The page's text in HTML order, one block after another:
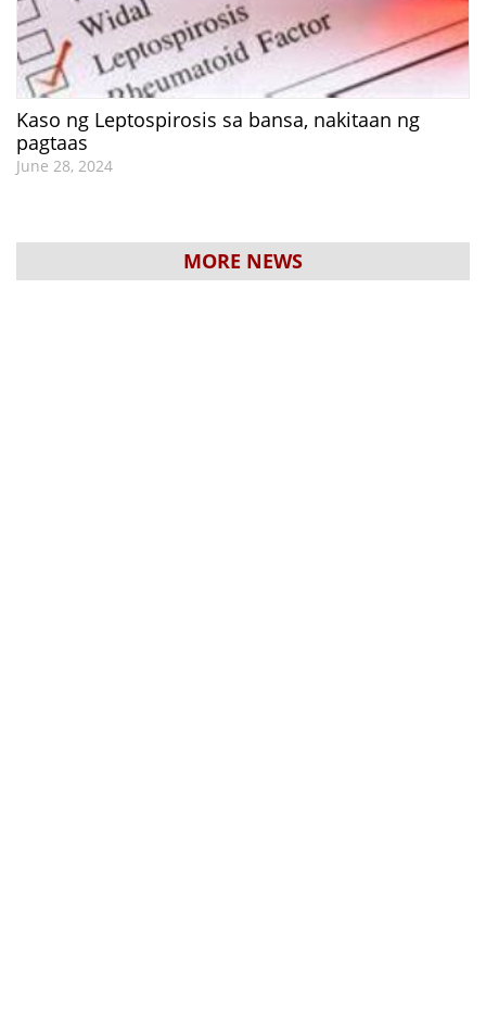
Kaso ng Leptospirosis sa bansa, nakitaan ng
pagtaas
June 28, 2024
MORE NEWS